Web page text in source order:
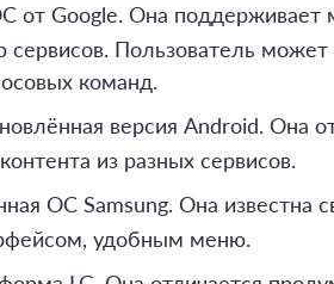
от Google. Она поддерживает
Пользователь может
команд.
версия Android. Она
из разных сервисов.
ОС Samsung. Она известна
удобным меню.